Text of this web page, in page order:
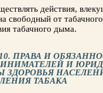
действия,
свободный от
табачного дыма.
10. ПРАВА И
И
ЗДОРОВЬЯ
ТАБАКА